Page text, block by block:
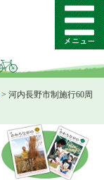
メ
ニ
ー
> 河内長野市制施行60周